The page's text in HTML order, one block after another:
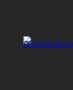
conținut